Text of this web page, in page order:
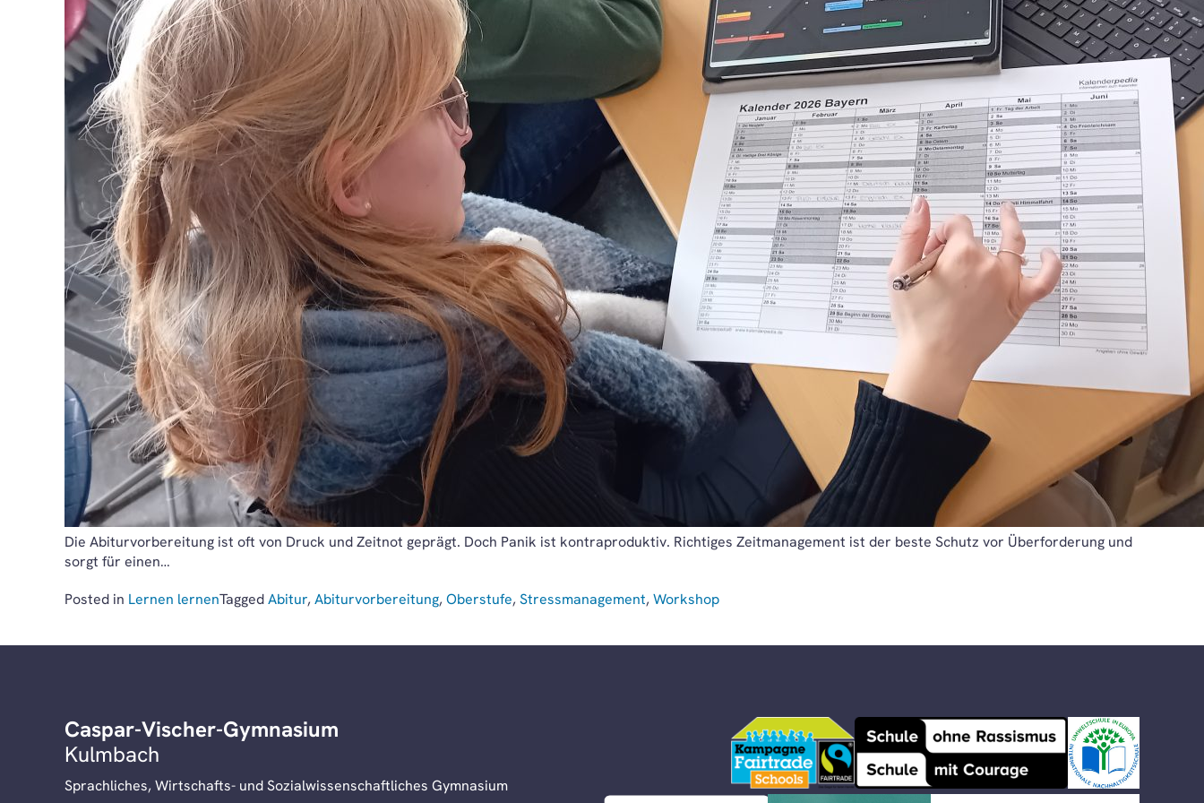
Die Abiturvorbereitung ist oft von Druck und Zeitnot geprägt. Doch Panik ist kontraproduktiv. Richtiges Zeitmanagement ist der beste Schutz vor Überforderung und
sorgt für einen…
Posted in Lernen lernenTaggedAbitur, Abiturvorbereitung, Oberstufe, Stressmanagement, Workshop
Caspar-Vischer-Gymnasium
Kulmbach
Sprachliches, Wirtschafts- und Sozialwissenschaftliches Gymnasium